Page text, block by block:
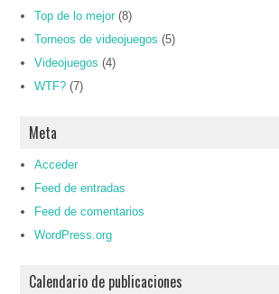
Top de lo mejor (8)
Torneos de videojuegos (5)
Videojuegos (4)
WTF? (7)
Meta
Acceder
Feed de entradas
Feed de comentarios
WordPress.org
Calendario de publicaciones